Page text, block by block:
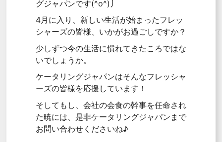
グジャパンです(^o^)丿
4月に入り、新しい生活が始まったフレッ
シャーズの皆様、いかがお過ごしですか？
少しずつ今の生活に慣れてきたころではな
いでしょうか。
ケータリングジャパンはそんなフレッシャ
ーズの皆様を応援しています！
そしてもし、会社の会食の幹事を任命され
た暁には、是非ケータリングジャパンまで
お問い合わせくださいね♪